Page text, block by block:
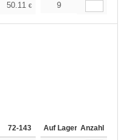
50.11 € 47.61
9
72-143 144-287 288 +
Auf Lager Anzahl